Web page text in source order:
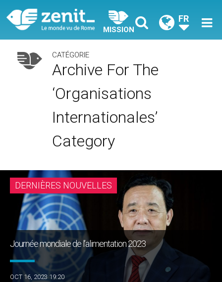
MISSION
FR
CATÉGORIE
Archive For The
‘Organisations
Internationales’
Category
DERNIÈRES NOUVELLES
Journée mondiale de l’alimentation 2023
OCT 16, 2023 19:20